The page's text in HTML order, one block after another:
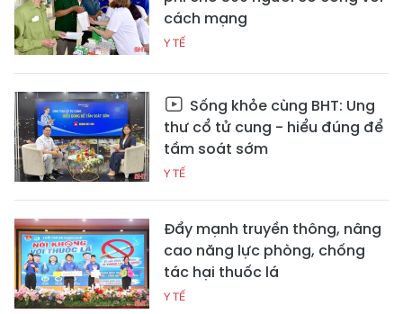
cách mạng
Y TẾ
Sống khỏe cùng BHT: Ung
thư cổ tử cung - hiểu đúng để
tầm soát sớm
Y TẾ
Đẩy mạnh truyền thông, nâng
cao năng lực phòng, chống
tác hại thuốc lá
Y TẾ